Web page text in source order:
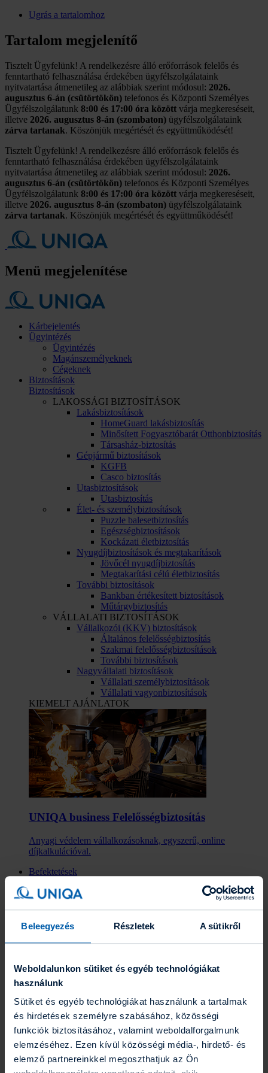
Beleegyezés Részletek A sütikről
Weboldalunkon sütiket és egyéb technológiákat
használunk
Sütiket és egyéb technológiákat használunk a tartalmak
és hirdetések személyre szabásához, közösségi
funkciók biztosításához, valamint weboldalforgalmunk
elemzéséhez. Ezen kívül közösségi média-, hirdető- és
elemző partnereinkkel megoszthatjuk az Ön
Ugrás a tartalomhoz
Tartalom megjelenítő
Tisztelt Ügyfelünk! A rendelkezésre álló erőforrások felelős és
fenntartható felhasználása érdekében ügyfélszolgálataink
nyitvatartása átmenetileg az alábbiak szerint módosul: 2026.
augusztus 6-án (csütörtökön) telefonos és Központi Személyes
Ügyfélszolgálatunk 8:00 és 17:00 óra között várja megkereséseit,
illetve 2026. augusztus 8-án (szombaton) ügyfélszolgálataink
zárva tartanak. Köszönjük megértését és együttműködését!
Tisztelt Ügyfelünk! A rendelkezésre álló erőforrások felelős és
fenntartható felhasználása érdekében ügyfélszolgálataink
nyitvatartása átmenetileg az alábbiak szerint módosul: 2026.
augusztus 6-án (csütörtökön) telefonos és Központi Személyes
Ügyfélszolgálatunk 8:00 és 17:00 óra között várja megkereséseit,
illetve 2026. augusztus 8-án (szombaton) ügyfélszolgálataink
zárva tartanak. Köszönjük megértését és együttműködését!
Menü megjelenítése
Kárbejelentés
Ügyintézés
Ügyintézés
Magánszemélyeknek
Cégeknek
Biztosítások
Biztosítások
LAKOSSÁGI BIZTOSÍTÁSOK
Lakásbiztosítások
HomeGuard lakásbiztosítás
Minősített Fogyasztóbarát Otthonbiztosítás
Társasház-biztosítás
Gépjármű biztosítások
KGFB
Casco biztosítás
Utasbiztosítások
Utasbiztosítás
Élet- és személybiztosítások
Puzzle balesetbiztosítás
Egészségbiztosítások
Kockázati életbiztosítás
Nyugdíjbiztosítások és megtakarítások
Jövőcél nyugdíjbiztosítás
Megtakarítási célú életbiztosítás
További biztosítások
Bankban értékesített biztosítások
Műtárgybiztosítás
VÁLLALATI BIZTOSÍTÁSOK
Vállalkozói (KKV) biztosítások
Általános felelősségbiztosítás
Szakmai felelősségbiztosítások
További biztosítások
Nagyvállalati biztosítások
Vállalati személybiztosítások
Vállalati vagyonbiztosítások
KIEMELT AJÁNLATOK
UNIQA business Felelősség­biztosítás
Anyagi védelem vállalkozásoknak, egyszerű, online
díjkalkulációval.
Befektetések
Eszközalapok
Befektetési hírlevél
Az UNIQA-ról
Hírek
Üzleti jelentések
Gyakornoki program
Blog
Energetikai szakreferensi jelentés
Együttműködő partnereink
ESG törekvéseink
Kapcsolat
Kapcsolat